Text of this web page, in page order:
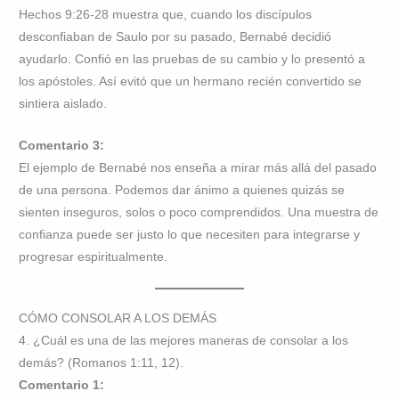
Hechos 9:26-28 muestra que, cuando los discípulos
desconfiaban de Saulo por su pasado, Bernabé decidió
ayudarlo. Confió en las pruebas de su cambio y lo presentó a
los apóstoles. Así evitó que un hermano recién convertido se
sintiera aislado.
Comentario 3:
El ejemplo de Bernabé nos enseña a mirar más allá del pasado
de una persona. Podemos dar ánimo a quienes quizás se
sienten inseguros, solos o poco comprendidos. Una muestra de
confianza puede ser justo lo que necesiten para integrarse y
progresar espiritualmente.
CÓMO CONSOLAR A LOS DEMÁS
4. ¿Cuál es una de las mejores maneras de consolar a los
demás? (Romanos 1:11, 12).
Comentario 1: